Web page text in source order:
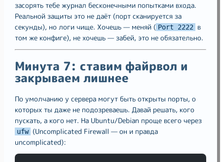
засорять тебе журнал бесконечными попытками входа.
Реальной защиты это не даёт (порт сканируется за
секунды), но логи чище. Хочешь — меняй ( Port 2222
в
том же конфиге), не хочешь — забей, это не обязательно.
Минута 7: ставим файрвол и
закрываем лишнее
По умолчанию у сервера могут быть открыты порты, о
которых ты даже не подозреваешь. Давай решать, кого
пускать, а кого нет. На Ubuntu/Debian проще всего через
ufw (Uncomplicated Firewall — он и правда
uncomplicated):